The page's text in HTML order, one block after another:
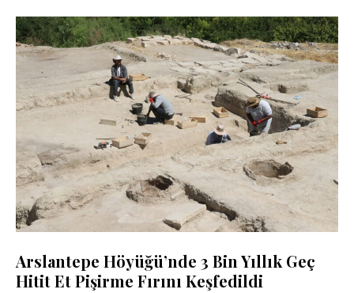
Arslantepe Höyüğü’nde 3 Bin Yıllık Geç
Hitit Et Pişirme Fırını Keşfedildi